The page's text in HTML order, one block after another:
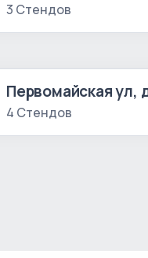
3 Стендов
Первомайская ул,
4 Стендов